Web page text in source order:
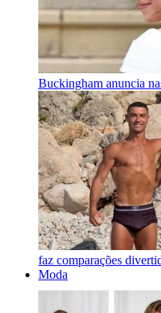
Buckingham anuncia
faz comparações
Moda